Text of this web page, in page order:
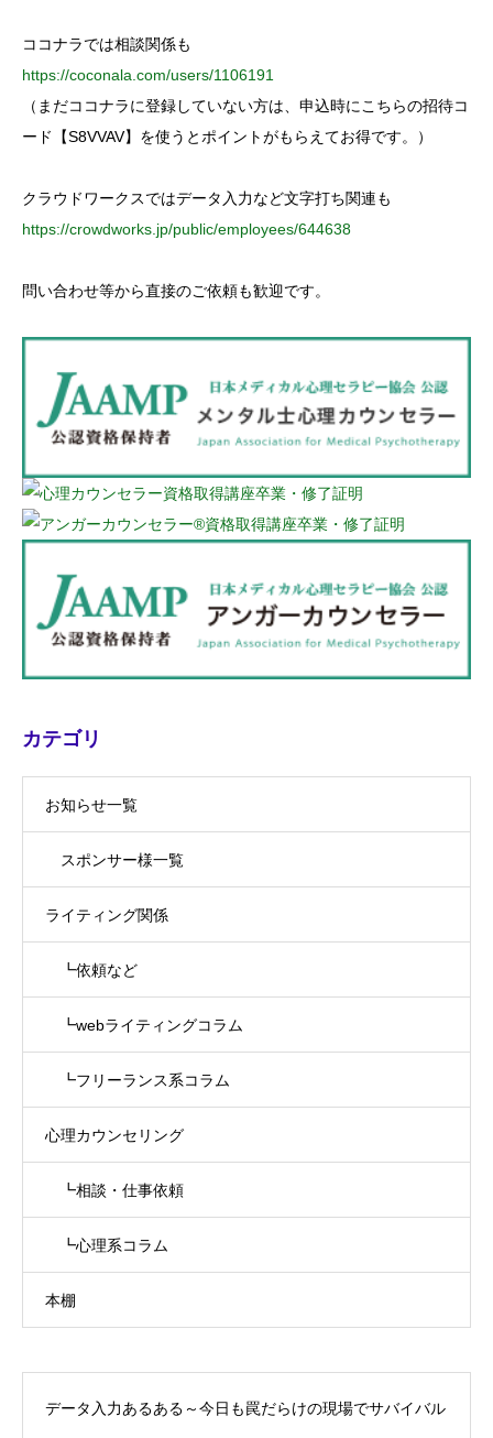
ココナラでは相談関係も
https://coconala.com/users/1106191
（まだココナラに登録していない方は、申込時にこちらの招待コ
ード【S8VVAV】を使うとポイントがもらえてお得です。）
クラウドワークスではデータ入力など文字打ち関連も
https://crowdworks.jp/public/employees/644638
問い合わせ等から直接のご依頼も歓迎です。
カテゴリ
お知らせ一覧
スポンサー様一覧
ライティング関係
┗依頼など
┗webライティングコラム
┗フリーランス系コラム
心理カウンセリング
┗相談・仕事依頼
┗心理系コラム
本棚
データ入力あるある～今日も罠だらけの現場でサバイバル